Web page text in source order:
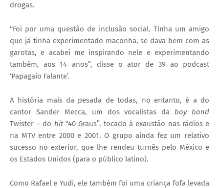
drogas.
“Foi por uma questão de inclusão social. Tinha um amigo
que já tinha experimentado maconha, se dava bem com as
garotas, e acabei me inspirando nele e experimentando
também, aos 14 anos”, disse o ator de 39 ao podcast
‘Papagaio Falante’.
A história mais da pesada de todas, no entanto, é a do
cantor Sander Mecca, um dos vocalistas da boy band
Twister – do hit“40 Graus”, tocado à exaustão nas rádios e
na MTV entre 2000 e 2001. O grupo ainda fez um relativo
sucesso no exterior, que lhe rendeu turnês pelo México e
os Estados Unidos (para o público latino).
Como Rafael e Yudi, ele também foi uma criança fofa levada